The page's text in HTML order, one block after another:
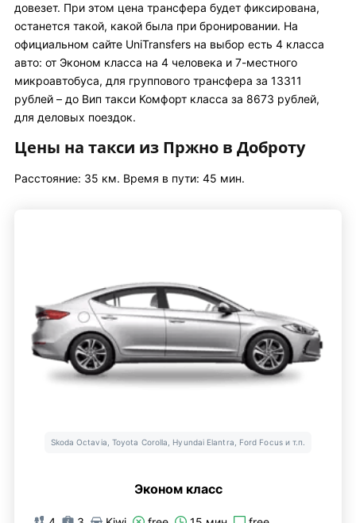
довезет. При этом цена трансфера будет фиксирована,
останется такой, какой была при бронировании. На
официальном сайте UniTransfers на выбор есть 4 класса
авто: от Эконом класса на 4 человека и 7-местного
микроавтобуса, для группового трансфера за 13311
рублей – до Вип такси Комфорт класса за 8673 рублей,
для деловых поездок.
Цены на такси из Пржно в Доброту
Расстояние: 35 км. Время в пути: 45 мин.
Skoda Octavia, Toyota Corolla, Hyundai Elantra, Ford Focus и т.п.
Эконом класс